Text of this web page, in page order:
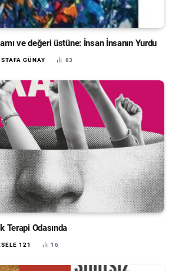
ve değeri üstüne: İnsan İnsanın Yurdu
GÜNAY 83
Terapi Odasında
121 16